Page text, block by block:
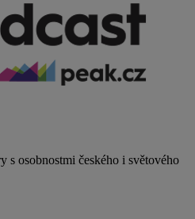
s osobnostmi českého i světového